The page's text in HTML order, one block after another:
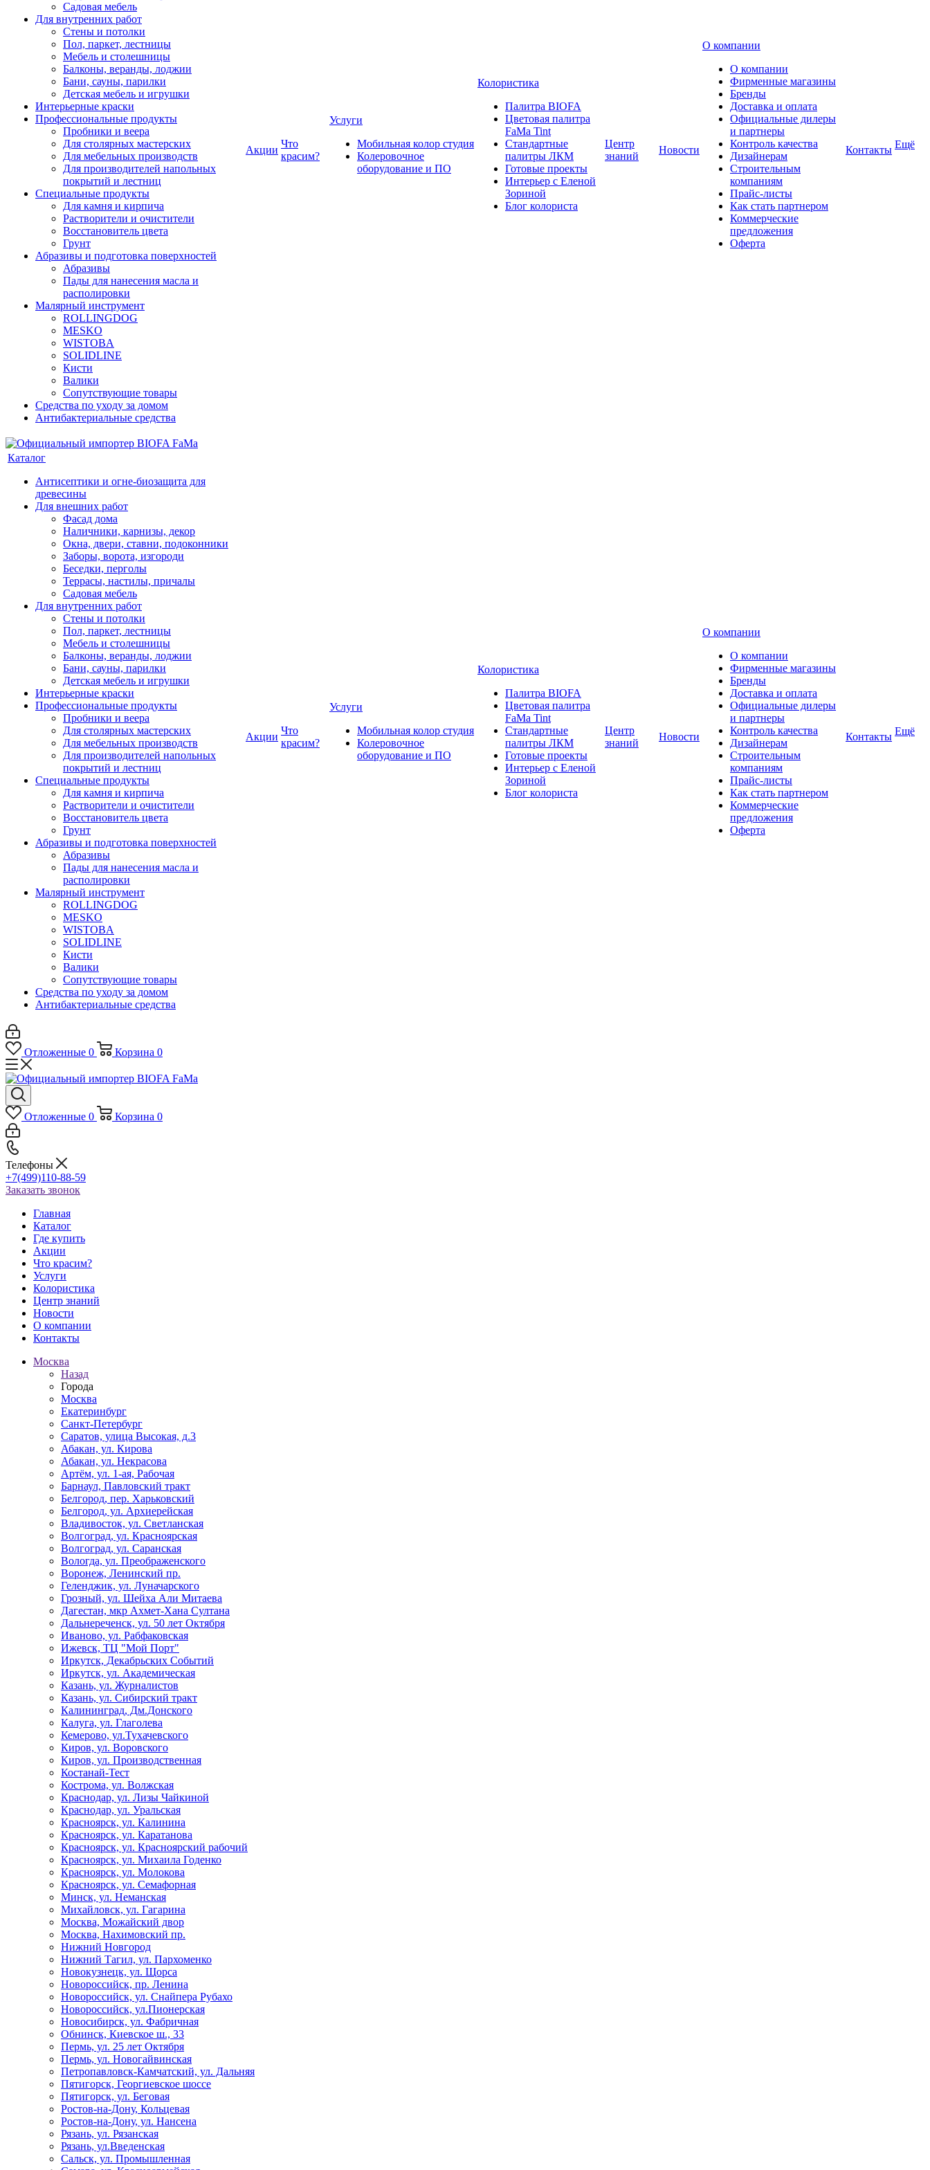
Садовая мебель
Для внутренних работ
Стены и потолки
Пол, паркет, лестницы
Мебель и столешницы
Балконы, веранды, лоджии
Бани, сауны, парилки
Детская мебель и игрушки
Интерьерные краски
Профессиональные продукты
Пробники и веера
Для столярных мастерских
Для мебельных производств
Для производителей напольных
покрытий и лестниц
Специальные продукты
Для камня и кирпича
Растворители и очистители
Восстановитель цвета
Грунт
Абразивы и подготовка поверхностей
Абразивы
Пады для нанесения масла и
располировки
Малярный инструмент
ROLLINGDOG
MESKO
WISTOBA
SOLIDLINE
Кисти
Валики
Сопутствующие товары
Средства по уходу за домом
Антибактериальные средства
Акции
Что
красим?
Услуги
Мобильная колор студия
Колеровочное
оборудование и ПО
Колористика
Палитра BIOFA
Цветовая палитра
FaMa Tint
Стандартные
палитры ЛКМ
Готовые проекты
Интерьер с Еленой
Зориной
Блог колориста
Центр
знаний
Новости
О компании
О компании
Фирменные магазины
Бренды
Доставка и оплата
Официальные дилеры
и партнеры
Контроль качества
Дизайнерам
Строительным
компаниям
Прайс-листы
Как стать партнером
Коммерческие
предложения
Оферта
Контакты Ещё
Каталог
Антисептики и огне-биозащита для
древесины
Для внешних работ
Фасад дома
Наличники, карнизы, декор
Окна, двери, ставни, подоконники
Заборы, ворота, изгороди
Беседки, перголы
Террасы, настилы, причалы
Садовая мебель
Для внутренних работ
Стены и потолки
Пол, паркет, лестницы
Мебель и столешницы
Балконы, веранды, лоджии
Бани, сауны, парилки
Детская мебель и игрушки
Интерьерные краски
Профессиональные продукты
Пробники и веера
Для столярных мастерских
Для мебельных производств
Для производителей напольных
покрытий и лестниц
Специальные продукты
Для камня и кирпича
Растворители и очистители
Восстановитель цвета
Грунт
Абразивы и подготовка поверхностей
Абразивы
Пады для нанесения масла и
располировки
Малярный инструмент
ROLLINGDOG
MESKO
WISTOBA
SOLIDLINE
Кисти
Валики
Сопутствующие товары
Средства по уходу за домом
Антибактериальные средства
Акции
Что
красим?
Услуги
Мобильная колор студия
Колеровочное
оборудование и ПО
Колористика
Палитра BIOFA
Цветовая палитра
FaMa Tint
Стандартные
палитры ЛКМ
Готовые проекты
Интерьер с Еленой
Зориной
Блог колориста
Центр
знаний
Новости
О компании
О компании
Фирменные магазины
Бренды
Доставка и оплата
Официальные дилеры
и партнеры
Контроль качества
Дизайнерам
Строительным
компаниям
Прайс-листы
Как стать партнером
Коммерческие
предложения
Оферта
Контакты Ещё
Отложенные 0 Корзина 0
Отложенные 0 Корзина 0
Телефоны
+7(499)110-88-59
Заказать звонок
Главная
Каталог
Где купить
Акции
Что красим?
Услуги
Колористика
Центр знаний
Новости
О компании
Контакты
Москва
Назад
Города
Москва
Екатеринбург
Санкт-Петербург
Саратов, улица Высокая, д.3
Абакан, ул. Кирова
Абакан, ул. Некрасова
Артём, ул. 1-ая, Рабочая
Барнаул, Павловский тракт
Белгород, пер. Харьковский
Белгород, ул. Архиерейская
Владивосток, ул. Светланская
Волгоград, ул. Красноярская
Волгоград, ул. Саранская
Вологда, ул. Преображенского
Воронеж, Ленинский пр.
Геленджик, ул. Луначарского
Грозный, ул. Шейха Али Митаева
Дагестан, мкр Ахмет-Хана Султана
Дальнереченск, ул. 50 лет Октября
Иваново, ул. Рабфаковская
Ижевск, ТЦ "Мой Порт"
Иркутск, Декабрьских Событий
Иркутск, ул. Академическая
Казань, ул. Журналистов
Казань, ул. Сибирский тракт
Калининград, Дм.Донского
Калуга, ул. Глаголева
Кемерово, ул.Тухачевского
Киров, ул. Воровского
Киров, ул. Производственная
Костанай-Тест
Кострома, ул. Волжская
Краснодар, ул. Лизы Чайкиной
Краснодар, ул. Уральская
Красноярск, ул. Калинина
Красноярск, ул. Каратанова
Красноярск, ул. Красноярский рабочий
Красноярск, ул. Михаила Годенко
Красноярск, ул. Молокова
Красноярск, ул. Семафорная
Минск, ул. Неманская
Михайловск, ул. Гагарина
Москва, Можайский двор
Москва, Нахимовский пр.
Нижний Новгород
Нижний Тагил, ул. Пархоменко
Новокузнецк, ул. Щорса
Новороссийск, пр. Ленина
Новороссийск, ул. Снайпера Рубахо
Новороссийск, ул.Пионерская
Новосибирск, ул. Фабричная
Обнинск, Киевское ш., 33
Пермь, ул. 25 лет Октября
Пермь, ул. Новогайвинская
Петропавловск-Камчатский, ул. Дальняя
Пятигорск, Георгиевское шоссе
Пятигорск, ул. Беговая
Ростов-на-Дону, Кольцевая
Ростов-на-Дону, ул. Нансена
Рязань, ул. Рязанская
Рязань, ул.Введенская
Сальск, ул. Промышленная